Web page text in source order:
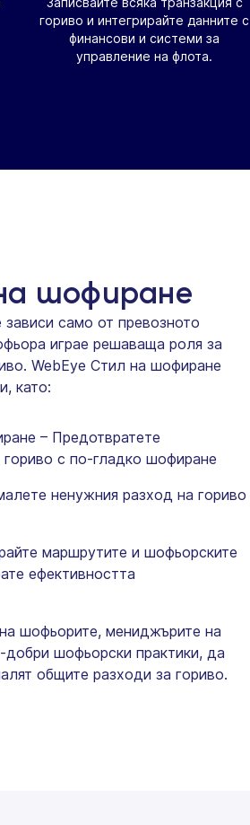
гориво и интегрирайте данните с
финансови и системи за
управление на флота.
шофиране
само от превозното
играе решаваща роля за
WebEye Стил на шофиране
като:
– Предотвратете
гориво с по-гладко шофиране
ненужния разход на гориво
маршрутите и шофьорските
ефективността
шофьорите, мениджърите на
шофьорски практики, да
общите разходи за гориво.